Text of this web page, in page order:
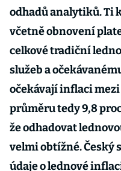
odhadů analytiků. Ti
včetně obnovení
celkové tradiční
služeb a
očekávají inflaci mezi
průměru tedy 9,8
že odhadovat
velmi obtížné.
údaje o lednové